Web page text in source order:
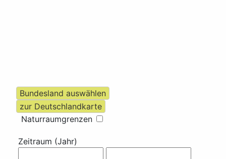
Naturraumgrenzen
Zeitraum (Jahr)